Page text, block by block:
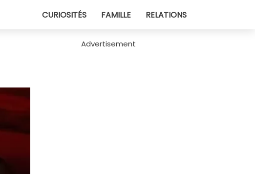
CURIOSITÉS FAMILLE RELATIONS
Advertisement